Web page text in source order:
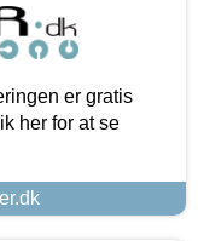
er gratis
her for at se